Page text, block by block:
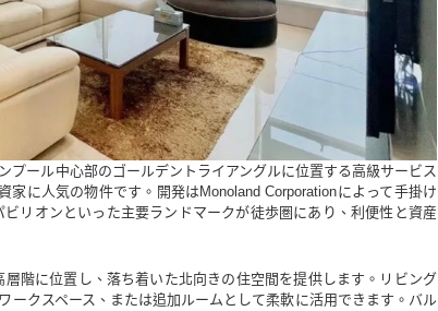
プール中心部のゴールデントライアングルに位置する高級サービス
に人気の物件です。開発はMonoland Corporationによって手掛け
リオンといった主要ランドマークが徒歩圏にあり、利便性と資産
層階に位置し、落ち着いた北向きの住空間を提供します。リビング
ークスペース、または追加ルームとして柔軟に活用できます。バル